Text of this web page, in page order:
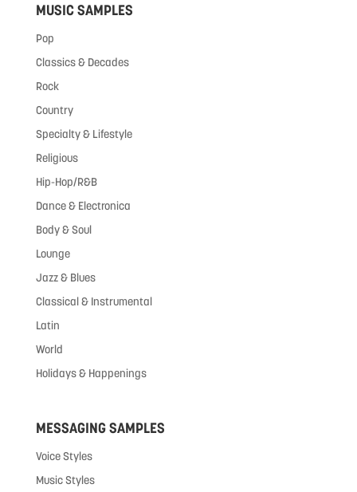
MUSIC SAMPLES
Pop
Classics & Decades
Rock
Country
Specialty & Lifestyle
Religious
Hip-Hop/R&B
Dance & Electronica
Body & Soul
Lounge
Jazz & Blues
Classical & Instrumental
Latin
World
Holidays & Happenings
MESSAGING SAMPLES
Voice Styles
Music Styles